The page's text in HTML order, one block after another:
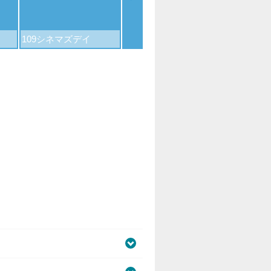
109シネマズデイ